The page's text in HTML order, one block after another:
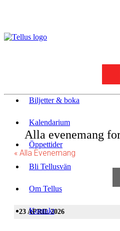
Biljetter & boka
Kalendarium
Öppettider
Bli Tellusvän
Om Tellus
Kontakt
Alla evenemang
« Alla Evenemang
23 APRIL 2026